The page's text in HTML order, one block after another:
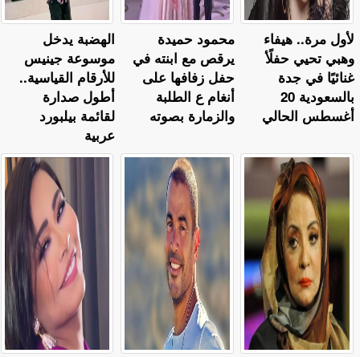
الهضبة يدخل
موسوعة جينيس
للأرقام القياسية..
أطول صدارة
لقائمة بيلبورد
عربية
محمود حميدة
يرقص مع ابنته في
حفل زفافها على
أنغام ع الطلبة
والزمارة بصوته
لأول مرة.. هيفاء
وهبي تحيي حفلًأ
غنائيًا في جدة
بالسعودية 20
أغسطس الحالي